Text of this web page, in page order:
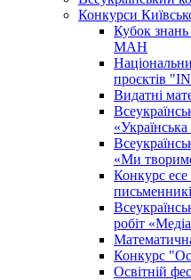
Конкурси
Кубок
МАН
проєктів
Видатні
«Ми
Конкурс есе
робіт
Конкурс
Освітній